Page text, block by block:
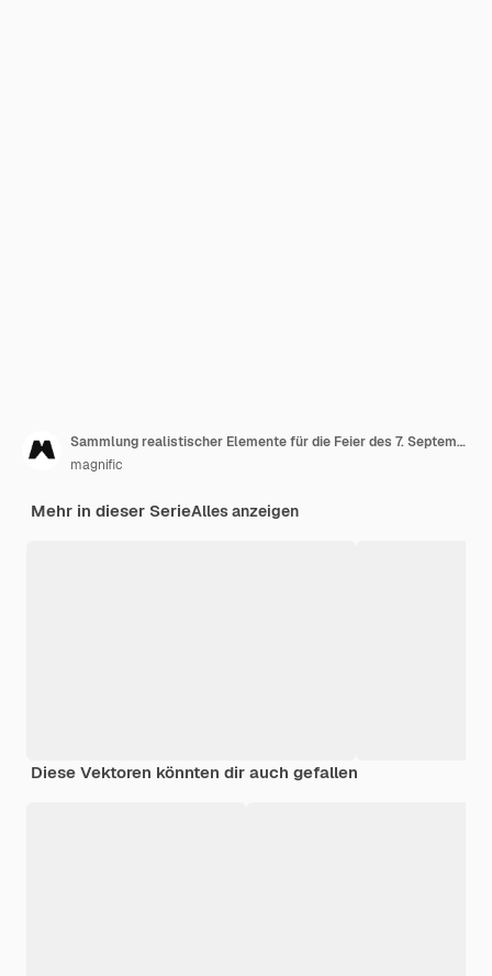
Sammlung realistischer Elemente für die Feier des 7. September
magnific
Mehr in dieser SerieAlles anzeigen
Diese Vektoren könnten dir auch gefallen